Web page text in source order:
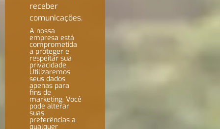
receber
comunicações.
A nossa
empresa está
comprometida
a proteger e
respeitar sua
privacidade.
Utilizaremos
seus dados
apenas para
fins de
marketing. Você
pode alterar
suas
preferências a
qualquer